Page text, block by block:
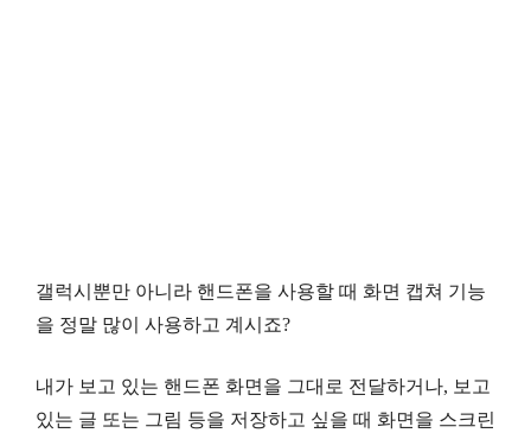
갤럭시뿐만 아니라 핸드폰을 사용할 때 화면 캡쳐 기능
을 정말 많이 사용하고 계시죠?
내가 보고 있는 핸드폰 화면을 그대로 전달하거나, 보고
있는 글 또는 그림 등을 저장하고 싶을 때 화면을 스크린